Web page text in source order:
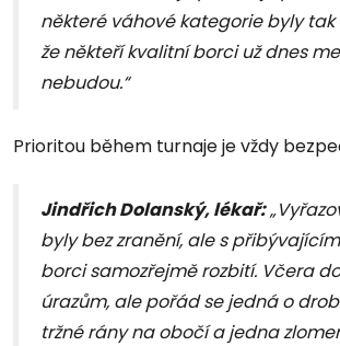
některé váhové kategorie byly tak
že někteří kvalitní borci už dnes
nebudou.“
Prioritou během turnaje je vždy
Jindřich Dolanský, lékař:
byly bez zranění, ale s
borci samozřejmě rozbití. Včera
úrazům, ale pořád se jedná o
tržné rány na obočí a jedna